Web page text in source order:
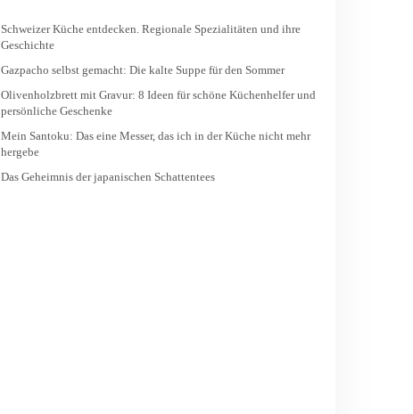
Schweizer Küche entdecken. Regionale Spezialitäten und ihre
Geschichte
Gazpacho selbst gemacht: Die kalte Suppe für den Sommer
Olivenholzbrett mit Gravur: 8 Ideen für schöne Küchenhelfer und
persönliche Geschenke
Mein Santoku: Das eine Messer, das ich in der Küche nicht mehr
hergebe
Das Geheimnis der japanischen Schattentees